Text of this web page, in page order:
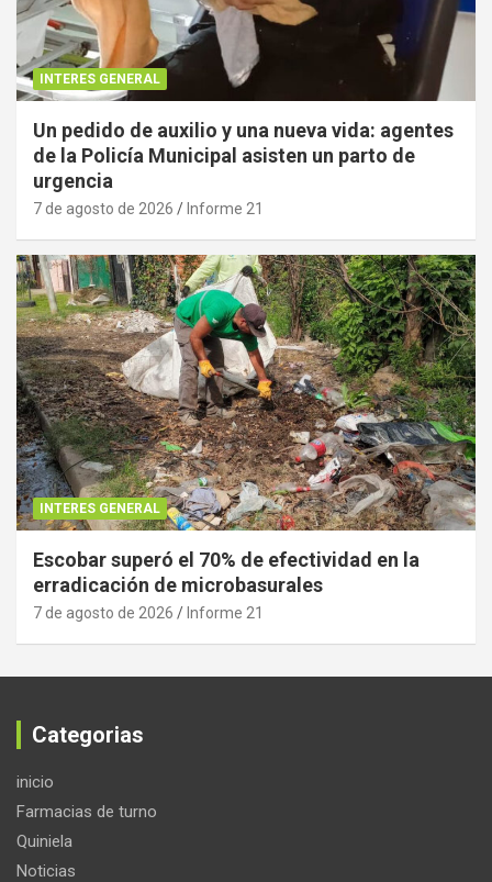
INTERES GENERAL
Un pedido de auxilio y una nueva vida: agentes
de la Policía Municipal asisten un parto de
urgencia
7 de agosto de 2026 Informe 21
INTERES GENERAL
Escobar superó el 70% de efectividad en la
erradicación de microbasurales
7 de agosto de 2026 Informe 21
Categorias
inicio
Farmacias de turno
Quiniela
Noticias